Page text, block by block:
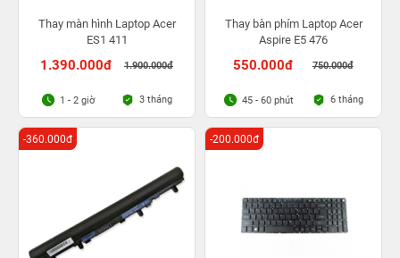
Thay màn hình Laptop Acer
ES1 411
1.390.000đ 1.900.000đ
1 - 2 giờ 3 tháng
Thay bàn phím Laptop Acer
Aspire E5 476
550.000đ 750.000đ
45 - 60 phút 6 tháng
-360.000đ -200.000đ